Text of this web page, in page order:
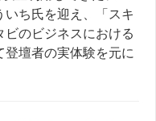
いち氏を迎え、「スキ
ビのビジネスにおける
登壇者の実体験を元に